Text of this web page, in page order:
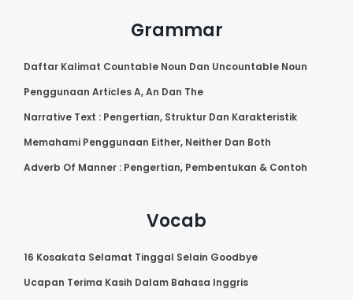
Grammar
Daftar Kalimat Countable Noun Dan Uncountable Noun
Penggunaan Articles A, An Dan The
Narrative Text : Pengertian, Struktur Dan Karakteristik
Memahami Penggunaan Either, Neither Dan Both
Adverb Of Manner : Pengertian, Pembentukan & Contoh
Vocab
16 Kosakata Selamat Tinggal Selain Goodbye
Ucapan Terima Kasih Dalam Bahasa Inggris